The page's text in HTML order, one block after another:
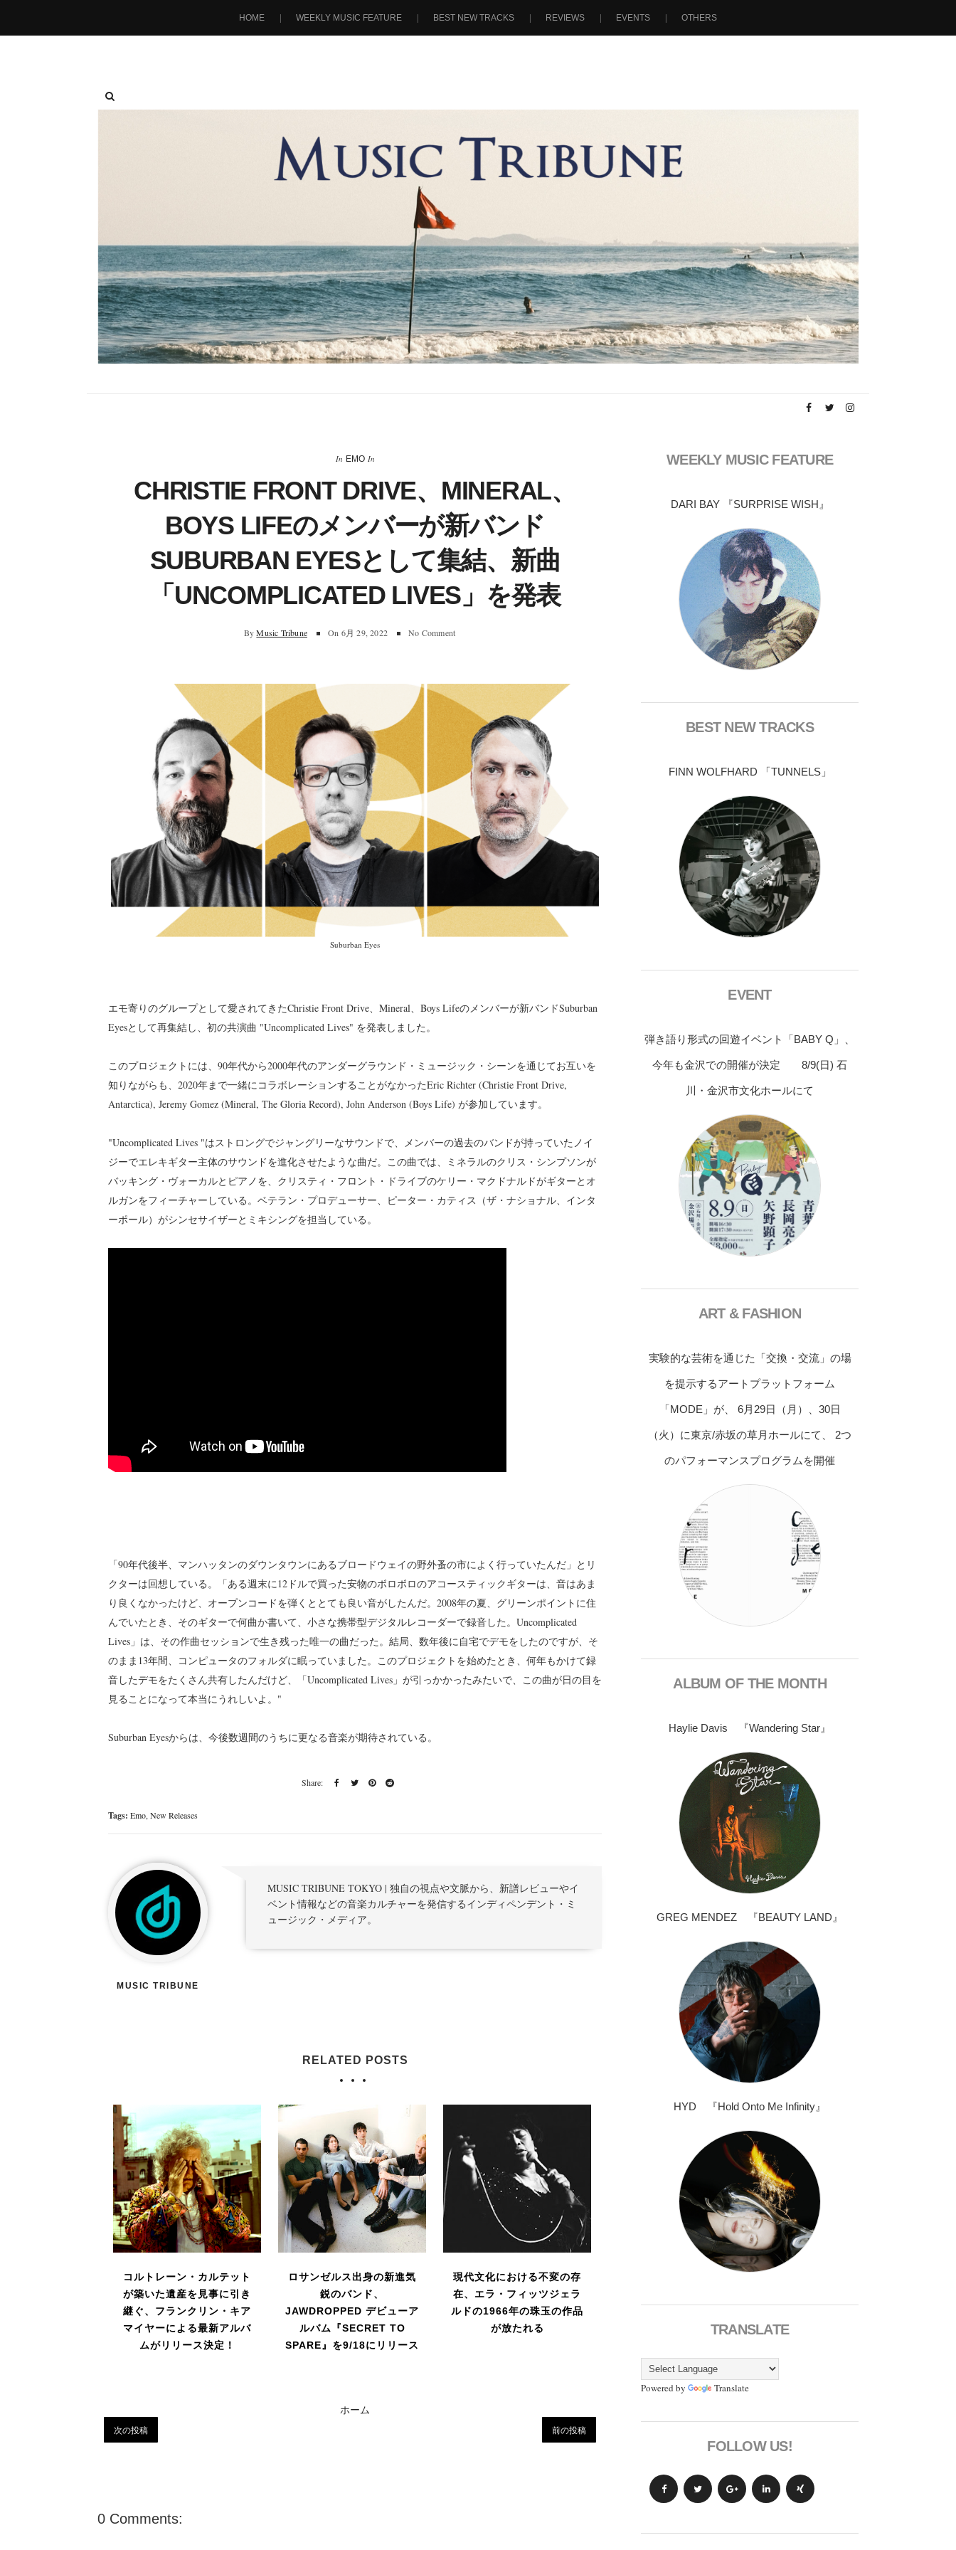
HOME WEEKLY MUSIC FEATURE BEST NEW TRACKS REVIEWS EVENTS OTHERS
In EMO In
CHRISTIE FRONT DRIVE、MINERAL、
BOYS LIFEのメンバーが新バンド
SUBURBAN EYESとして集結、新曲
「UNCOMPLICATED LIVES」を発表
By Music Tribune On 6月 29, 2022 No Comment
Suburban Eyes
エモ寄りのグループとして愛されてきたChristie Front Drive、Mineral、Boys Lifeのメンバーが新バンドSuburban
Eyesとして再集結し、初の共演曲 "Uncomplicated Lives" を発表しました。
このプロジェクトには、90年代から2000年代のアンダーグラウンド・ミュージック・シーンを通じてお互いを
知りながらも、2020年まで一緒にコラボレーションすることがなかったEric Richter (Christie Front Drive,
Antarctica), Jeremy Gomez (Mineral, The Gloria Record), John Anderson (Boys Life) が参加しています。
"Uncomplicated Lives "はストロングでジャングリーなサウンドで、メンバーの過去のバンドが持っていたノイ
ジーでエレキギター主体のサウンドを進化させたような曲だ。この曲では、ミネラルのクリス・シンプソンが
バッキング・ヴォーカルとピアノを、クリスティ・フロント・ドライブのケリー・マクドナルドがギターとオ
ルガンをフィーチャーしている。ベテラン・プロデューサー、ピーター・カティス（ザ・ナショナル、インタ
ーポール）がシンセサイザーとミキシングを担当している。
「90年代後半、マンハッタンのダウンタウンにあるブロードウェイの野外蚤の市によく行っていたんだ」とリ
クターは回想している。「ある週末に12ドルで買った安物のボロボロのアコースティックギターは、音はあま
り良くなかったけど、オープンコードを弾くととても良い音がしたんだ。2008年の夏、グリーンポイントに住
んでいたとき、そのギターで何曲か書いて、小さな携帯型デジタルレコーダーで録音した。Uncomplicated
Lives」は、その作曲セッションで生き残った唯一の曲だった。結局、数年後に自宅でデモをしたのですが、そ
のまま13年間、コンピュータのフォルダに眠っていました。このプロジェクトを始めたとき、何年もかけて録
音したデモをたくさん共有したんだけど、「Uncomplicated Lives」が引っかかったみたいで、この曲が日の目を
見ることになって本当にうれしいよ。"
Suburban Eyesからは、今後数週間のうちに更なる音楽が期待されている。
Tags: Emo, New Releases
MUSIC TRIBUNE
MUSIC TRIBUNE TOKYO | 独自の視点や文脈から、新譜レビューやイ
ベント情報などの音楽カルチャーを発信するインディペンデント・ミ
ュージック・メディア。
RELATED POSTS
コルトレーン・カルテット
が築いた遺産を見事に引き
継ぐ、フランクリン・キア
マイヤーによる最新アルバ
ムがリリース決定！
ロサンゼルス出身の新進気
鋭のバンド、
JAWDROPPED デビューア
ルバム『SECRET TO
SPARE』を9/18にリリース
現代文化における不変の存
在、エラ・フィッツジェラ
ルドの1966年の珠玉の作品
が放たれる
次の投稿 前の投稿
ホーム
0 Comments:
WEEKLY MUSIC FEATURE
DARI BAY 『SURPRISE WISH』
BEST NEW TRACKS
FINN WOLFHARD 「TUNNELS」
EVENT
弾き語り形式の回遊イベント「BABY Q」、
今年も金沢での開催が決定 8/9(日) 石
川・金沢市文化ホールにて
ART & FASHION
実験的な芸術を通じた「交換・交流」の場
を提示するアートプラットフォーム
「MODE」が、 6月29日（月）、30日
（火）に東京/赤坂の草月ホールにて、 2つ
のパフォーマンスプログラムを開催
ALBUM OF THE MONTH
Haylie Davis 『Wandering Star』
GREG MENDEZ 『BEAUTY LAND』
HYD 『Hold Onto Me Infinity』
TRANSLATE
Powered by Translate
FOLLOW US!